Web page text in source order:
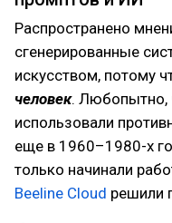
Распространено
сгенерированные
искусством, потому
человек. Любопытно,
использовали
еще в 1960–1980-х
только начинали
Beeline Cloud решили